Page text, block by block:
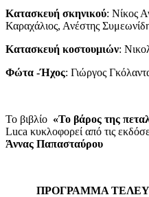
Κατασκευή σκηνικού: Νίκος
Καραχάλιος, Ανέστης
Κατασκευή κοστουμιών:
Φώτα -Ήχος: Γιώργος
Το βιβλίο «Το βάρος της
Luca κυκλοφορεί από τις
Άννας Παπασταύρου
ΠΡΟΓΡΑΜΜΑ